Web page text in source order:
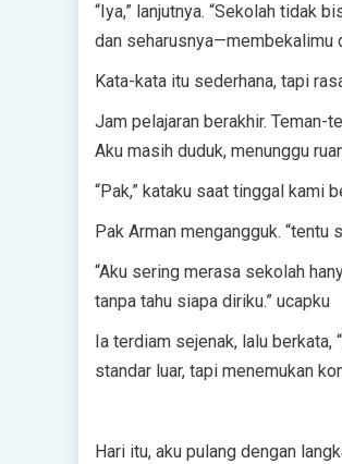
“Iya,” lanjutnya. “Sekolah tidak
dan seharusnya—membekalimu
Kata-kata itu sederhana, tapi
Jam pelajaran berakhir. Teman-
Aku masih duduk, menunggu
“Pak,” kataku saat tinggal kami
Pak Arman mengangguk. “tentu
“Aku sering merasa sekolah
tanpa tahu siapa diriku.” ucapku
Ia terdiam sejenak, lalu
standar luar, tapi menemukan
Hari itu, aku pulang dengan